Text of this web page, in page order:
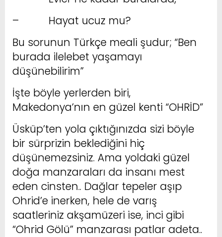
– Hayat ucuz mu?
Bu sorunun Türkçe meali şudur; “Ben
burada ilelebet yaşamayı
düşünebilirim”
İşte böyle yerlerden biri,
Makedonya’nın en güzel kenti “OHRİD”
Üsküp’ten yola çıktığınızda sizi böyle
bir sürprizin beklediğini hiç
düşünemezsiniz. Ama yoldaki güzel
doğa manzaraları da insanı mest
eden cinsten.. Dağlar tepeler aşıp
Ohrid’e inerken, hele de varış
saatleriniz akşamüzeri ise, inci gibi
“Ohrid Gölü” manzarası patlar adeta..